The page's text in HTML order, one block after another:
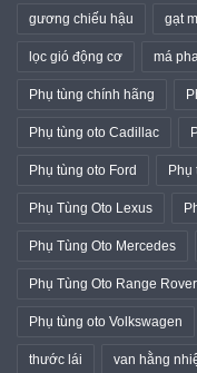
gương chiếu hậu gạt
lọc gió động cơ má
Phụ tùng chính hãng
Phụ tùng oto Cadillac
Phụ tùng oto Ford Phụ
Phụ Tùng Oto Lexus
Phụ Tùng Oto Mercedes
Phụ Tùng Oto Range Rover
Phụ tùng oto Volkswagen
thước lái van hằng